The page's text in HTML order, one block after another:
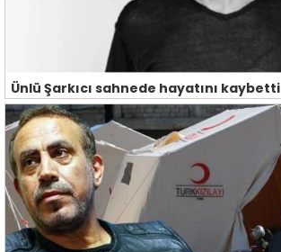
Ünlü Şarkıcı sahnede hayatını kaybetti